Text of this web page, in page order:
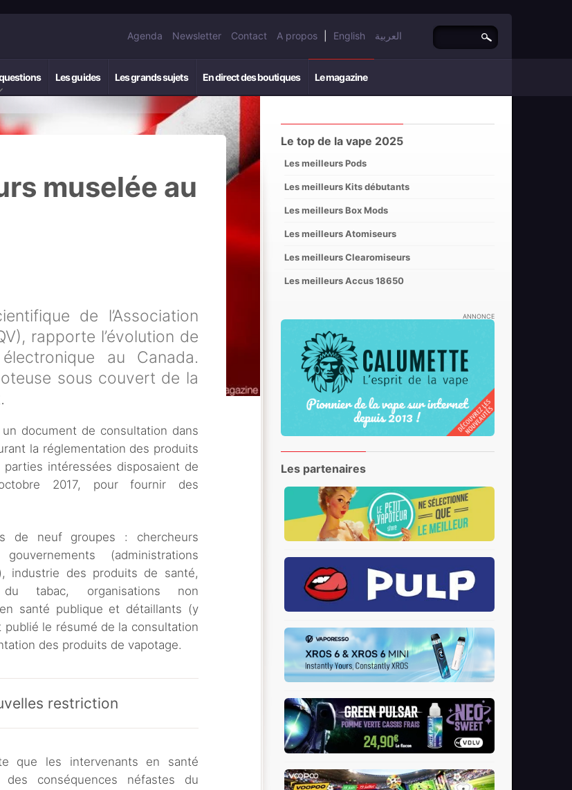
Agenda Newsletter Contact A propos English العربية
Les guides Les grands sujets En direct des boutiques Le magazine
muselée au
de l’Association
rapporte l’évolution de
au Canada.
sous couvert de la
document de consultation dans
la réglementation des produits
intéressées disposaient de
2017, pour fournir des
de neuf groupes : chercheurs
(administrations
industrie des produits de santé,
tabac, organisations non
santé publique et détaillants (y
le résumé de la consultation
des produits de vapotage.
restriction
que les intervenants en santé
conséquences néfastes du
Le top de la vape 2025
Les meilleurs Pods
Les meilleurs Kits débutants
Les meilleurs Box Mods
Les meilleurs Atomiseurs
Les meilleurs Clearomiseurs
Les meilleurs Accus 18650
ANNONCE
Les partenaires